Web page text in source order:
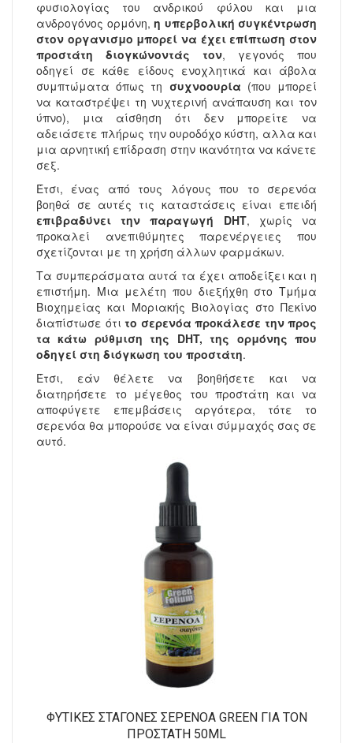
φυσιολογίας του ανδρικού φύλου και μια
ανδρογόνος ορμόνη, η υπερβολική συγκέντρωση
στον οργανισμο μπορεί να έχει επίπτωση στον
προστάτη διογκώνοντάς τον, γεγονός που
οδηγεί σε κάθε είδους ενοχλητικά και άβολα
συμπτώματα όπως τη συχνοουρία (που μπορεί
να καταστρέψει τη νυχτερινή ανάπαυση και τον
ύπνο), μια αίσθηση ότι δεν μπορείτε να
αδειάσετε πλήρως την ουροδόχο κύστη, αλλα και
μια αρνητική επίδραση στην ικανότητα να κάνετε
σεξ.
Έτσι, ένας από τους λόγους που το σερενόα
βοηθά σε αυτές τις καταστάσεις είναι επειδή
επιβραδύνει την παραγωγή DHT, χωρίς να
προκαλεί ανεπιθύμητες παρενέργειες που
σχετίζονται με τη χρήση άλλων φαρμάκων.
Τα συμπεράσματα αυτά τα έχει αποδείξει και η
επιστήμη. Μια μελέτη που διεξήχθη στο Τμήμα
Βιοχημείας και Μοριακής Βιολογίας στο Πεκίνο
διαπίστωσε ότι το σερενόα προκάλεσε την προς
τα κάτω ρύθμιση της DHT, της ορμόνης που
οδηγεί στη διόγκωση του προστάτη.
Έτσι, εάν θέλετε να βοηθήσετε και να
διατηρήσετε το μέγεθος του προστάτη και να
αποφύγετε επεμβάσεις αργότερα, τότε το
σερενόα θα μπορούσε να είναι σύμμαχός σας σε
αυτό.
ΦΥΤΙΚΈΣ ΣΤΑΓΌΝΕΣ ΣΕΡΕΝΌΑ GREEN ΓΙΑ ΤΟΝ
ΠΡΟΣΤΆΤΗ 50ML